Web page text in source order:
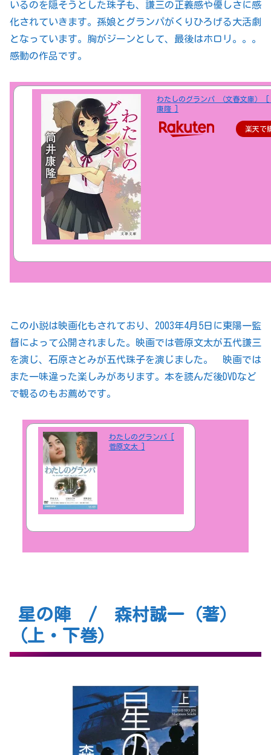
いるのを隠そうとした珠子も、謙三の正義感や優しさに感
化されていきます。孫娘とグランパがくりひろげる大活劇
となっています。胸がジーンとして、最後はホロリ。。。
感動の作品です。
わたしのグランパ （文春文庫）
康隆 ]
楽天で
この小説は映画化もされており、2003年4月5日に東陽一監
督によって公開されました。映画では菅原文太が五代謙三
を演じ、石原さとみが五代珠子を演じました。 映画では
また一味違った楽しみがあります。本を読んだ後DVDなど
で観るのもお薦めです。
わたしのグランパ [
菅原文太 ]
星の陣 / 森村誠一（著）
（上・下巻）